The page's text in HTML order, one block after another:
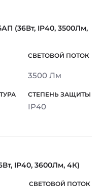
(36Вт, IP40, 3500Лм,
3500 Лм
IP40
IP40, 3600Лм, 4К)